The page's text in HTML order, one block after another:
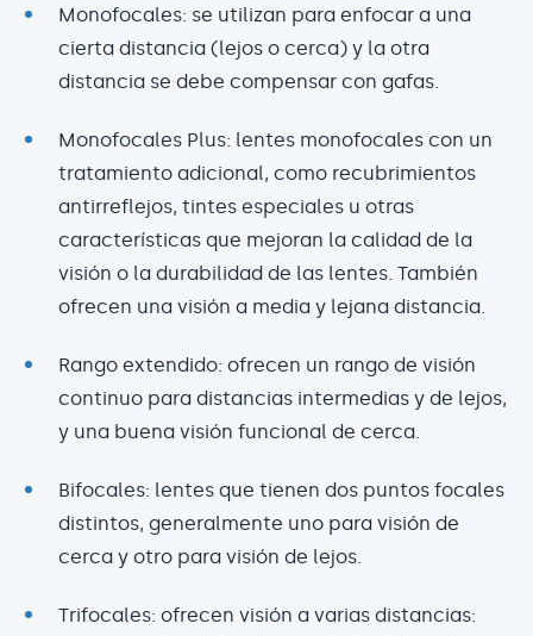
Monofocales: se utilizan para enfocar a una
cierta distancia (lejos o cerca) y la otra
distancia se debe compensar con gafas.
Monofocales Plus: lentes monofocales con un
tratamiento adicional, como recubrimientos
antirreflejos, tintes especiales u otras
características que mejoran la calidad de la
visión o la durabilidad de las lentes. También
ofrecen una visión a media y lejana distancia.
Rango extendido: ofrecen un rango de visión
continuo para distancias intermedias y de lejos,
y una buena visión funcional de cerca.
Bifocales: lentes que tienen dos puntos focales
distintos, generalmente uno para visión de
cerca y otro para visión de lejos.
Trifocales: ofrecen visión a varias distancias: